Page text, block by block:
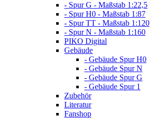
- Spur G - Maßstab 1:22,5
- Spur H0 - Maßstab 1:87
- Spur TT - Maßstab 1:120
- Spur N - Maßstab 1:160
PIKO Digital
Gebäude
- Gebäude Spur H0
- Gebäude Spur N
- Gebäude Spur G
- Gebäude Spur 1
Zubehör
Literatur
Fanshop